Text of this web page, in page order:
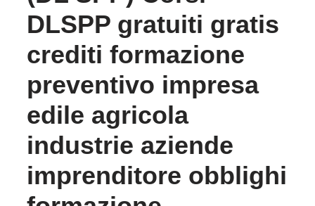
DLSPP gratuiti gratis
crediti formazione
preventivo impresa
edile agricola
industrie aziende
imprenditore obblighi